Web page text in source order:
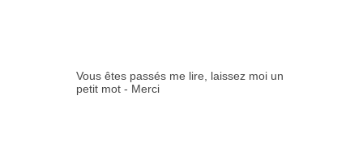
Vous êtes passés me lire, laissez moi un
petit mot - Merci